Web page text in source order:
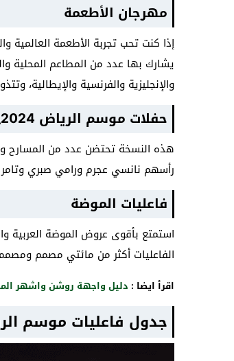
مهرجان الأطعمة
إذا كنت تحب تجربة الأطعمة العالمية
يشارك بها عدد من المطاعم المحلية
والإنجليزية والفرنسية والإيطالية،
حفلات موسم الرياض 2024\2025
هذه النسخة تحتضن عدد من المسارح
رأسهم نانسي عجرم ورامي صبري
فاعليات الموضة
استمتع بأقوى عروض الموضة
الفاعليات أكثر من مائتي مصمم
اقرأ ايضا : دليل واجهة روشن واشهر
جدول فاعليات موسم